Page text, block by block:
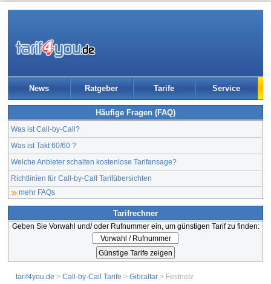
News Ratgeber Tarife Service
Häufige Fragen (FAQ)
Was ist Call-by-Call?
Was ist Takt 60/60 ?
Welche Anbieter schalten kostenlose Tarifansage?
Richtlinien für Call-by-Call Tarifübersichten
mehr FAQs
Tarifrechner
Geben Sie Vorwahl und/ oder Rufnummer ein, um günstigen Tarif zu finden:
tarif4you.de > Call-by-Call Tarife > Gibraltar > Festnetz